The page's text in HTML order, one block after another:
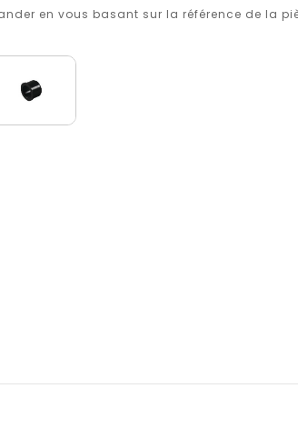
en vous basant sur la référence de la